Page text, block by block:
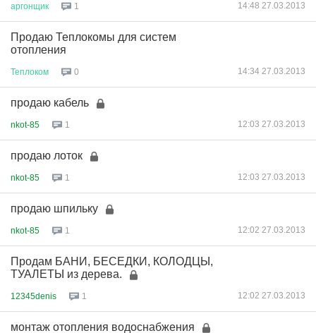
аргонщик 1 14:48 27.03.2013
Продаю Теплокомы для систем
отопления
Теплоком 0 14:34 27.03.2013
продаю кабель
nkot-85 1 12:03 27.03.2013
продаю лоток
nkot-85 1 12:03 27.03.2013
продаю шпильку
nkot-85 1 12:02 27.03.2013
Продам БАНИ, БЕСЕДКИ, КОЛОДЦЫ,
ТУАЛЕТЫ из дерева.
12345denis 1 12:02 27.03.2013
монтаж отопления водоснабжения